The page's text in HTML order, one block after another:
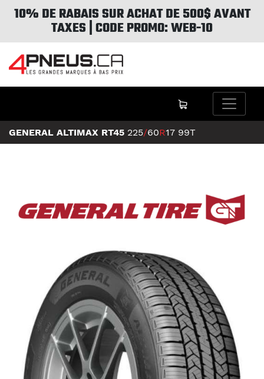
10% DE RABAIS SUR ACHAT DE 500$ AVANT
TAXES | CODE PROMO: WEB-10
GENERAL ALTIMAX RT45 225/60R17 99T